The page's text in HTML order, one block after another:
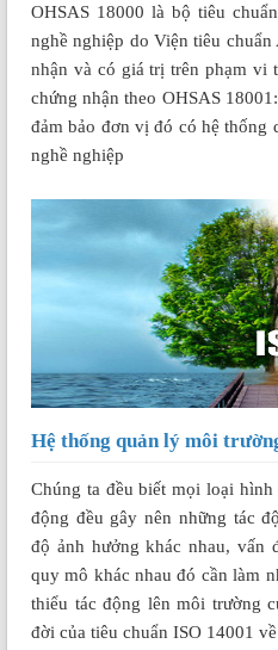
OHSAS 18000 là bộ tiêu
nghề nghiệp do Viện tiêu
nhận và có giá trị trên phạm vi
chứng nhận theo OHSAS
đảm bảo đơn vị đó có hệ thống
nghề nghiệp
Hệ thống quản lý môi
Chúng ta đều biết mọi loại
động đều gây nên những tác
độ ảnh hưởng khác nhau, vấn
quy mô khác nhau đó cần làm
thiểu tác động lên môi trường
đời của tiêu chuẩn ISO 14001